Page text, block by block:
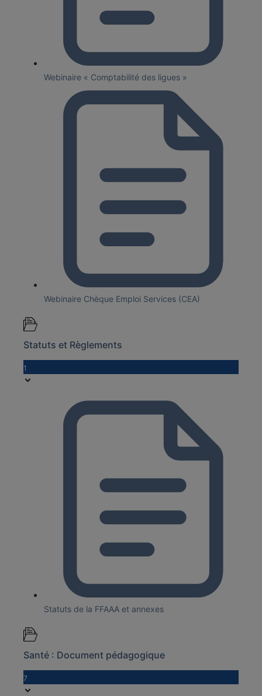
Webinaire « Comptabilité des ligues »
Webinaire Chèque Emploi Services (CEA)
Statuts et Règlements
1
Statuts de la FFAAA et annexes
Santé : Document pédagogique
7